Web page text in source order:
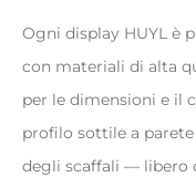
Ogni display HUYL è
con materiali di alta
per le dimensioni e il
profilo sottile a
degli scaffali — libero